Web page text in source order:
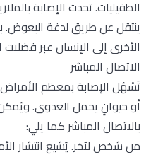
الطفيليات. تحدث الإصابة
ينتقل عن طريق لدغة البعوض.
الأخرى إلى الإنسان عبر فضلات
الاتصال المباشر
تَسْهُل الإصابة بمعظم
أو حيوانٍ يحمل العدوى.
بالاتصال المباشر كما يلي:
من شخص لآخر. يَشيع انتشار